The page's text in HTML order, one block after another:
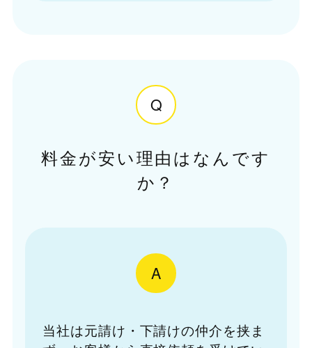
Q
料金が安い理由はなんです
か？
A
当社は元請け・下請けの仲介を挟ま